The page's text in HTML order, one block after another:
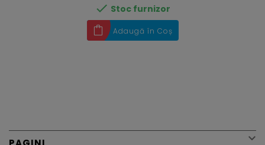
 Stoc furnizor
Adaugă în Coș
